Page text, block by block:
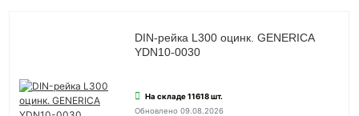
DIN-рейка L300 оцинк. GENERICA
YDN10-0030
На складе 11618 шт.
Обновлено 09.08.2026